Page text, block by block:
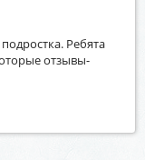
Ребята
отзывы-